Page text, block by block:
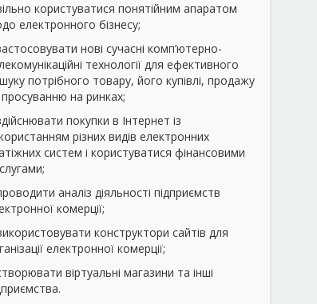
користуватися понятійним апаратом
електронного бізнесу;
нові сучасні комп’ютерно-
технології для ефективного
потрібного товару, його купівлі, продажу
на ринках;
покупки в Інтернет із
різних видів електронних
систем і користуватися фінансовими
аналіз діяльності підприємств
комерції;
конструктори сайтів для
електронної комерції;
віртуальні магазини та інші